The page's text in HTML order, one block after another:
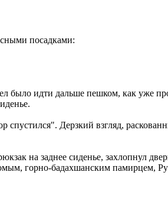
посадками:
было идти дальше пешком, как уже
спустился". Дерзкий взгляд,
на заднее сиденье, захлопнул
горно-бадахшанским памирцем,